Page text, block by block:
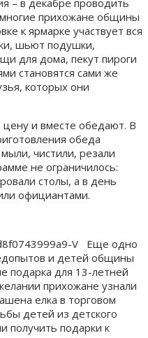
прихожане общины
к ярмарке участвует вся
шьют подушки,
для дома, пекут пироги
становятся сами же
которых они
и вместе обедают. В
обеда
чистили, резали
не ограничилось:
столы, а в день
официантами.
Еще одно
и детей общины
подарка для 13-летней
прихожане узнали
елка в торговом
детей из детского
получить подарки к